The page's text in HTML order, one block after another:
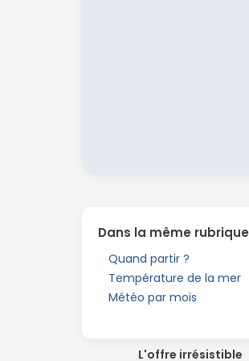
Dans la même rubrique
Quand partir ?
Température de la mer
Météo par mois
L'offre irrésistible